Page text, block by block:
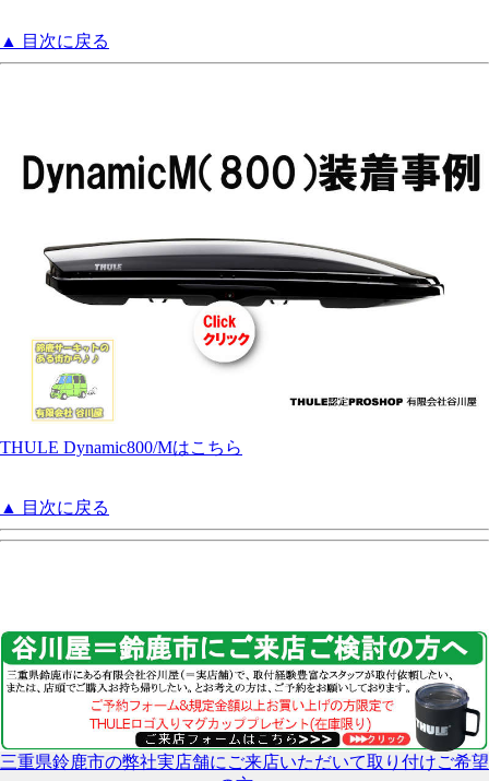
▲ 目次に戻る
THULE Dynamic800/Mはこちら
▲ 目次に戻る
三重県鈴鹿市の弊社実店舗にご来店いただいて取り付けご希望